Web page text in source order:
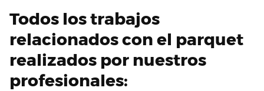
Todos los trabajos
relacionados con el parquet
realizados por nuestros
profesionales: